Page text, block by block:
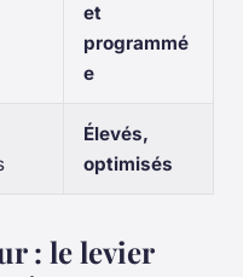
et
programmé
e
Élevés,
optimisés
: le levier